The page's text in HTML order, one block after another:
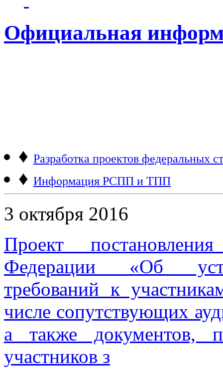
Официальная
♦ Разработка проектов федеральных
♦ Информация РСПП и ТПП
3 октября 2016
Проект
Федерации «Об
требований к
числе сопутствующих
а также документов,
участников з